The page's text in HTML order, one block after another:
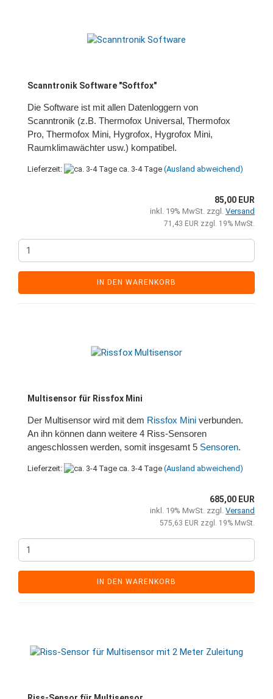
Scanntronik Software "Softfox"
Die Software ist mit allen Datenloggern von
Scanntronik (z.B. Thermofox Universal, Thermofox
Pro, Thermofox Mini, Hygrofox, Hygrofox Mini,
Raumklimawächter usw.) kompatibel.
Lieferzeit: ca. 3-4 Tage (Ausland abweichend)
85,00 EUR
inkl. 19% MwSt. zzgl. Versand
71,43 EUR zzgl. 19% MwSt.
IN DEN WARENKORB
Multisensor für Rissfox Mini
Der Multisensor wird mit dem Rissfox Mini verbunden.
An ihn können dann weitere 4 Riss-Sensoren
angeschlossen werden, somit insgesamt 5 Sensoren.
Lieferzeit: ca. 3-4 Tage (Ausland abweichend)
685,00 EUR
inkl. 19% MwSt. zzgl. Versand
575,63 EUR zzgl. 19% MwSt.
IN DEN WARENKORB